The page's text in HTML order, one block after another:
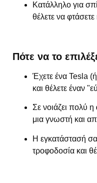
Κατάλληλο για
θέλετε να
Πότε να το
Έχετε ένα Tesla
και θέλετε έναν
Σε νοιάζει πολύ η
μια γνωστή και
Η εγκατάστασή
τροφοδοσία και